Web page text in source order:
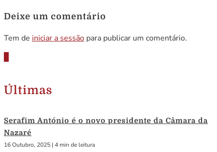
Deixe um comentário
Tem de iniciar a sessão para publicar um comentário.
Últimas
Serafim António é o novo presidente da Câmara da
Nazaré
16 Outubro, 2025 | 4 min de leitura